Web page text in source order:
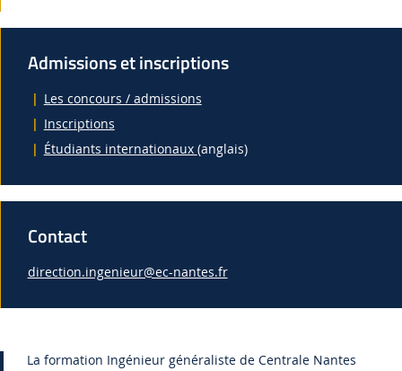
Admissions et inscriptions
Les concours / admissions
Inscriptions
Étudiants internationaux (anglais)
Contact
direction.ingenieur@ec-nantes.fr
La formation Ingénieur généraliste de Centrale Nantes